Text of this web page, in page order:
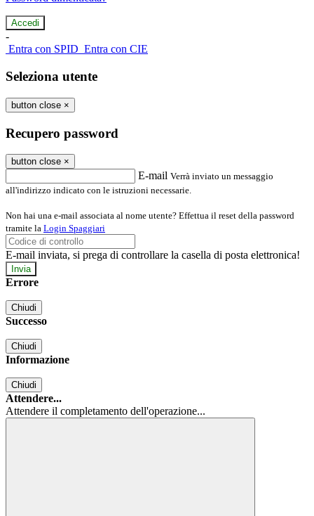
-
Entra con SPID Entra con CIE
Seleziona utente
button close ×
Recupero password
button close ×
E-mail Verrà inviato un messaggio
all'indirizzo indicato con le istruzioni necessarie.
Non hai una e-mail associata al nome utente? Effettua il reset della password
tramite la Login Spaggiari
E-mail inviata, si prega di controllare la casella di posta elettronica!
Errore
Chiudi
Successo
Chiudi
Informazione
Chiudi
Attendere...
Attendere il completamento dell'operazione...